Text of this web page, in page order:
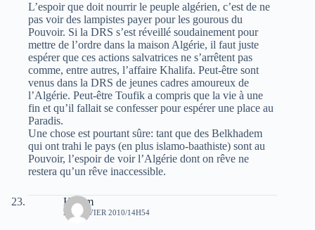
L’espoir que doit nourrir le peuple algérien, c’est de ne
pas voir des lampistes payer pour les gourous du
Pouvoir. Si la DRS s’est réveillé soudainement pour
mettre de l’ordre dans la maison Algérie, il faut juste
espérer que ces actions salvatrices ne s’arrêtent pas
comme, entre autres, l’affaire Khalifa. Peut-être sont
venus dans la DRS de jeunes cadres amoureux de
l’Algérie. Peut-être Toufik a compris que la vie à une
fin et qu’il fallait se confesser pour espérer une place au
Paradis.
Une chose est pourtant sûre: tant que des Belkhadem
qui ont trahi le pays (en plus islamo-baathiste) sont au
Pouvoir, l’espoir de voir l’Algérie dont on rêve ne
restera qu’un rêve inaccessible.
Hakim
24 JANVIER 2010/14H54